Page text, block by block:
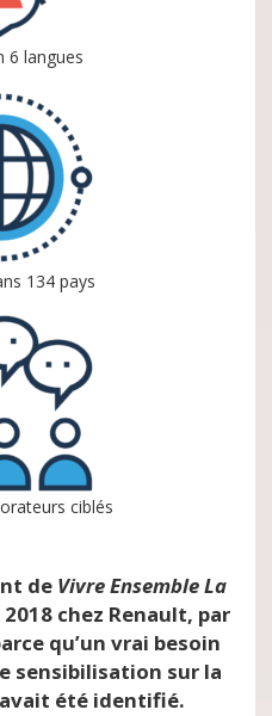
6 langues
134 pays
ciblés
de Vivre Ensemble La
chez Renault, par
qu’un vrai besoin
sensibilisation sur la
été identifié.